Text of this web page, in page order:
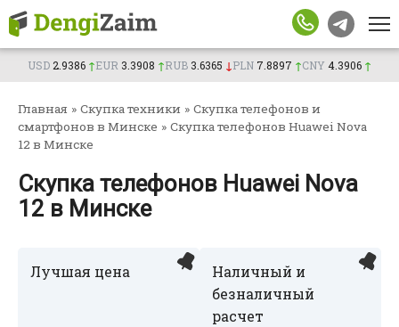
Перейти
контенту
USD2.9386 ↑EUR 3.3908 ↑RUB 3.6365 ↓PLN 7.8897 ↑CNY 4.3906 ↑
Главная » Скупка техники » Скупка телефонов и
смартфонов в Минске » Скупка телефонов Huawei Nova
12 в Минске
Скупка телефонов Huawei Nova
12 в Минске
Лучшая цена
Наличный и
безналичный
расчет
Телефон
Сумма, BYN
Город
Возраст
Подтверждаю согласие на обработку личных
данных
Подать
Отправим заявку партнерам. Менеджер
свяжется с вами в ближайшее время.